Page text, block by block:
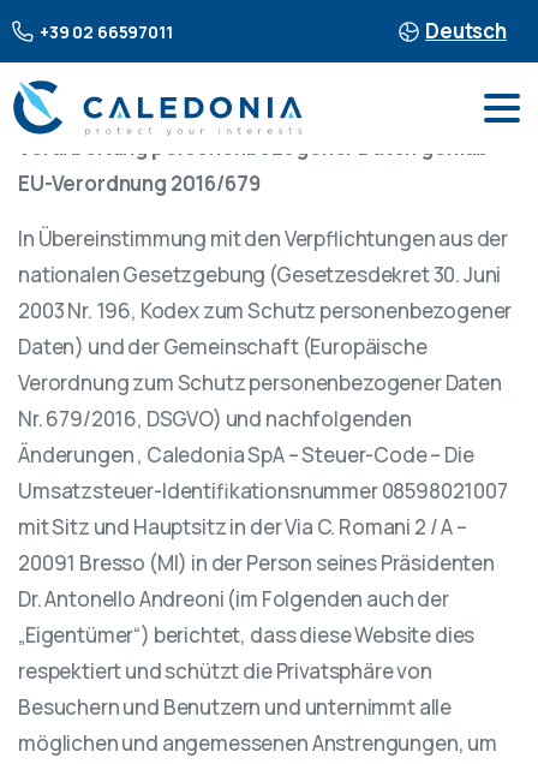
+39 02 66597011 Deutsch
Datenschutzerklärung
Verarbeitung personenbezogener Daten gemäß
EU-Verordnung 2016/679
In Übereinstimmung mit den Verpflichtungen aus der
nationalen Gesetzgebung (Gesetzesdekret 30. Juni
2003 Nr. 196, Kodex zum Schutz personenbezogener
Daten) und der Gemeinschaft (Europäische
Verordnung zum Schutz personenbezogener Daten
Nr. 679/2016, DSGVO) und nachfolgenden
Änderungen , Caledonia SpA – Steuer-Code – Die
Umsatzsteuer-Identifikationsnummer 08598021007
mit Sitz und Hauptsitz in der Via C. Romani 2 / A –
20091 Bresso (MI) in der Person seines Präsidenten
Dr. Antonello Andreoni (im Folgenden auch der
„Eigentümer“) berichtet, dass diese Website dies
respektiert und schützt die Privatsphäre von
Besuchern und Benutzern und unternimmt alle
möglichen und angemessenen Anstrengungen, um